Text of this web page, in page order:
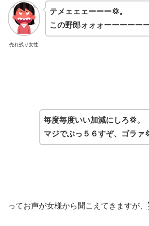
売れ残り女性
テメェェェーーー💢。
この野郎ォォォーーーーー
毎度毎度いい加減にしろ💢。
マジでぶっ５６すぞ、ゴラァ
ってお声が女様から聞こえてきますが、